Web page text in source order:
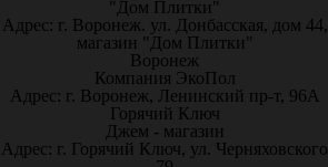
"Дом Плитки"
Адрес: г. Воронеж. ул. Донбасская, дом 44,
магазин "Дом Плитки"
Воронеж
Компания ЭкоПол
Адрес: г. Воронеж, Ленинский пр-т, 96А
Горячий Ключ
Джем - магазин
Адрес: г. Горячий Ключ, ул. Черняховского